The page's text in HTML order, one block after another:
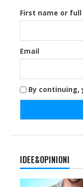
First name or full
Email
By continuing,
IDEE&OPINIONI